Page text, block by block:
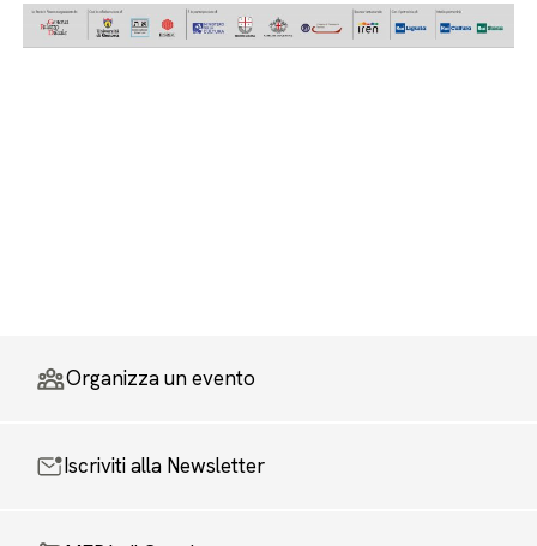
Organizza un evento
Iscriviti alla Newsletter